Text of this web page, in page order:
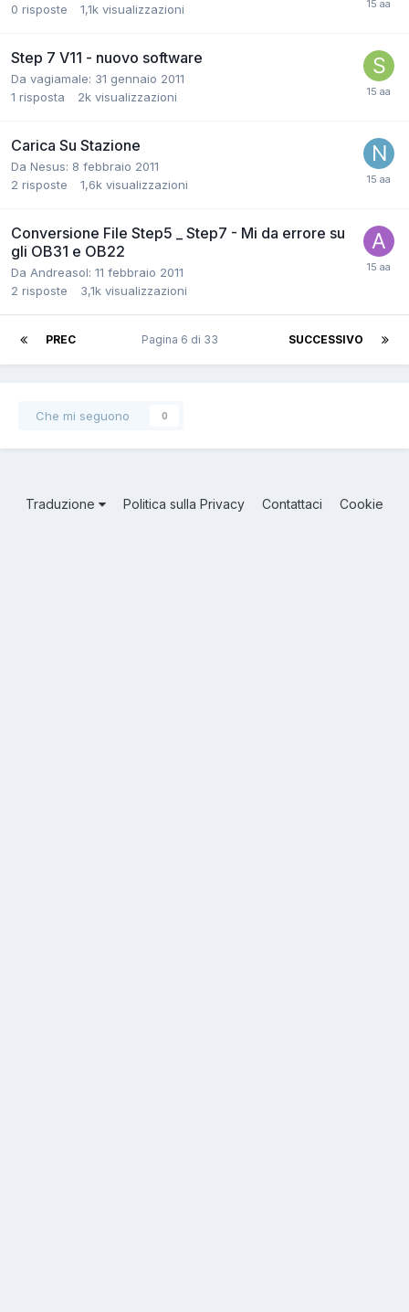
0 risposte 1,1k visualizzazioni
Step 7 V11 - nuovo software
Da vagiamale: 31 gennaio 2011
1 risposta 2k visualizzazioni
Carica Su Stazione
Da Nesus: 8 febbraio 2011
2 risposte 1,6k visualizzazioni
Conversione File Step5 _ Step7 - Mi da errore su
gli OB31 e OB22
Da Andreasol: 11 febbraio 2011
2 risposte 3,1k visualizzazioni
PREC SUCCESSIVO
Pagina 6 di 33
Che mi seguono 0
Traduzione Politica sulla Privacy Contattaci Cookie